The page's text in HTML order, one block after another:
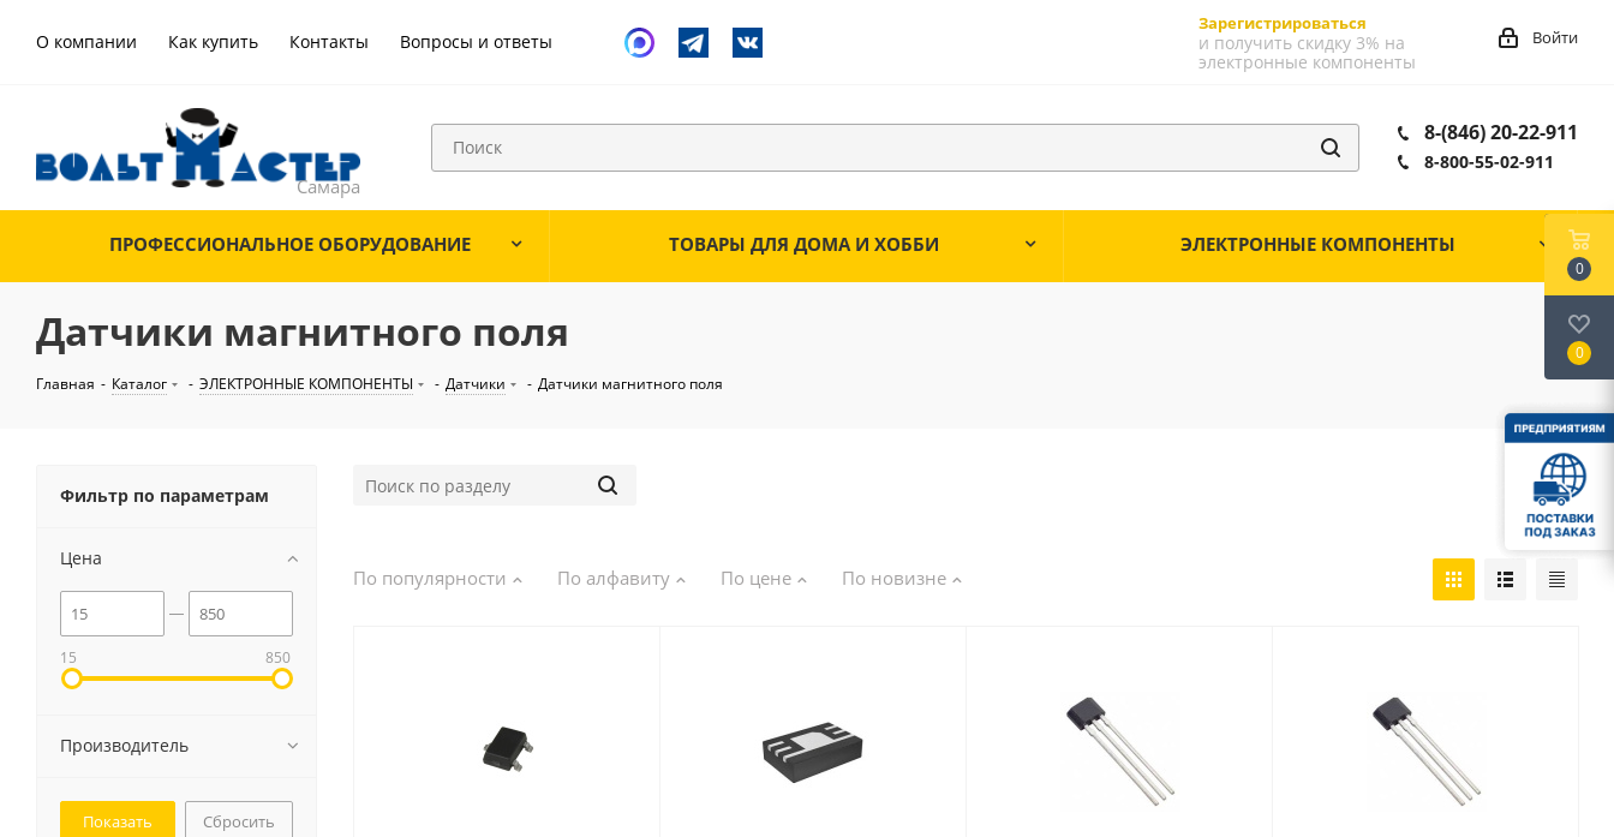
О компании Как купить Контакты Вопросы и ответы
Зарегистрироваться
и получить скидку 3% на
электронные компоненты
Войти
8-(846) 20-22-911
8-800-55-02-911
ПРОФЕССИОНАЛЬНОЕ ОБОРУДОВАНИЕ ТОВАРЫ ДЛЯ ДОМА И ХОББИ ЭЛЕКТРОННЫЕ КОМПОНЕНТЫ
Датчики магнитного поля
Главная - Каталог - ЭЛЕКТРОННЫЕ КОМПОНЕНТЫ - Датчики - Датчики магнитного поля
По популярности По алфавиту По цене По новизне
Фильтр по параметрам
Цена
15 850
Производитель
Сбросить
0
0